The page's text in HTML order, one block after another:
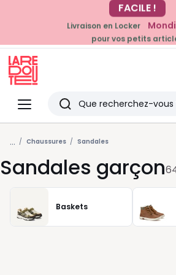
EN CE MOMENT
-20% dès 39€*
Livraison en Locker
pour vos petits
Menu
Redoute
Rechercher
Derniers
articles
vus
... Chaussures Sandales
Sandales garçon
Baskets